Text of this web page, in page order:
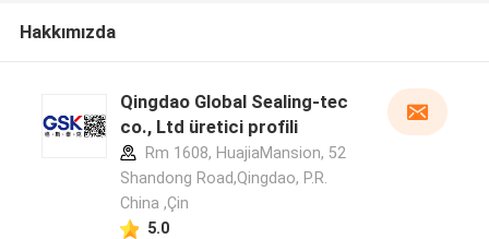
Hakkımızda
Qingdao Global Sealing-tec
co., Ltd üretici profili
Rm 1608, HuajiaMansion, 52
Shandong Road,Qingdao, P.R.
China ,Çin
5.0